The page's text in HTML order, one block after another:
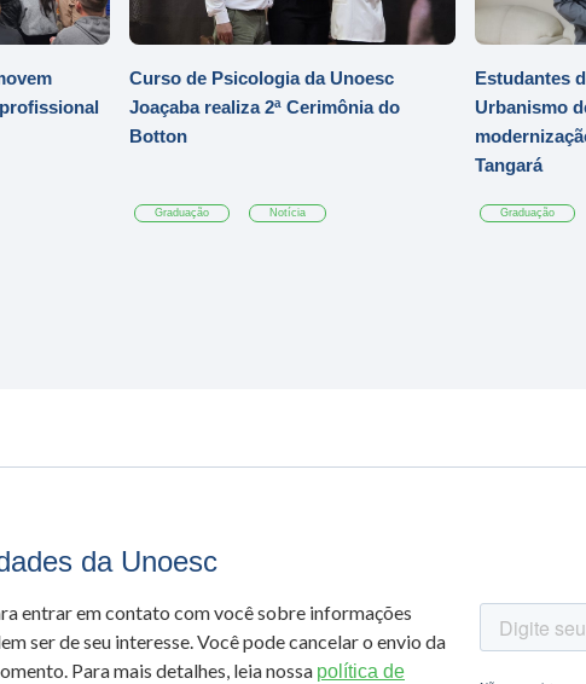
Curso de Psicologia da Unoesc
Joaçaba realiza 2ª Cerimônia do
Botton
Graduação Notícia
Estudantes
Urbanismo
Tangará
Graduação
da Unoesc
entrar em contato com você sobre informações
ser de seu interesse. Você pode cancelar o envio da
Para mais detalhes, leia nossa política de